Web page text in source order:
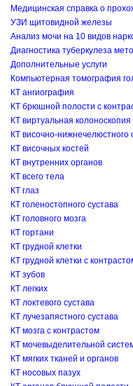
Медицинская справка о
УЗИ щитовидной железы
Анализ мочи на 10 видов
Диагностика туберкулеза
Дополнительные услуги
Компьютерная томография
КТ ангиография
КТ брюшной полости с
КТ виртуальная колоноскопия
КТ височно-нижнечелюстного
КТ височных костей
КТ внутренних органов
КТ всего тела
КТ глаз
КТ голеностопного сустава
КТ головного мозга
КТ гортани
КТ грудной клетки
КТ грудной клетки с
КТ зубов
КТ легких
КТ локтевого сустава
КТ лучезапястного сустава
КТ мозга с контрастом
КТ мочевыделительной
КТ мягких тканей и органов
КТ носовых пазух